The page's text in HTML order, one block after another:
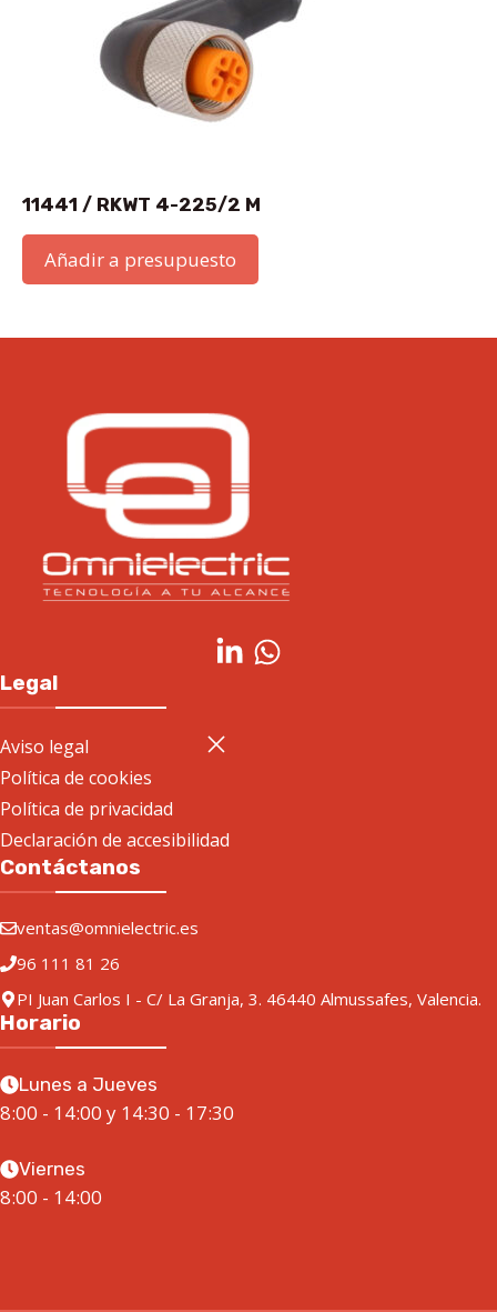
11441 / RKWT 4-225/2 M
Añadir a presupuesto
Legal
Aviso legal
Política de cookies
Política de privacidad
Declaración de accesibilidad
Contáctanos
ventas@omnielectric.es
96 111 81 26
PI Juan Carlos I - C/ La Granja, 3. 46440 Almussafes, Valencia.
Horario
Lunes a Jueves
8:00 - 14:00 y 14:30 - 17:30
Viernes
8:00 - 14:00